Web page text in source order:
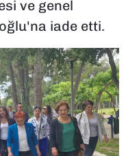
ve genel
iade etti.